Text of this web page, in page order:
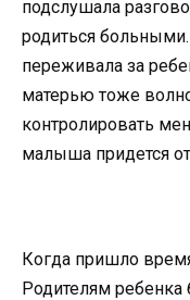
подслушала
родиться
переживала за
матерью тоже
контролировать
малыша придется
Когда пришло
Родителям ребенка